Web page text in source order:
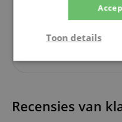
Recensies van
Toon details
Strikt